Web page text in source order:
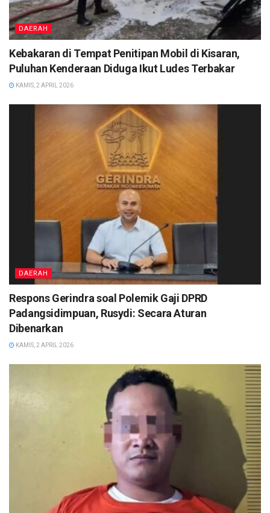
DAERAH
Kebakaran di Tempat Penitipan Mobil di Kisaran,
Puluhan Kenderaan Diduga Ikut Ludes Terbakar
KAMIS, 2 APRIL 2026
DAERAH
Respons Gerindra soal Polemik Gaji DPRD
Padangsidimpuan, Rusydi: Secara Aturan
Dibenarkan
KAMIS, 2 APRIL 2026